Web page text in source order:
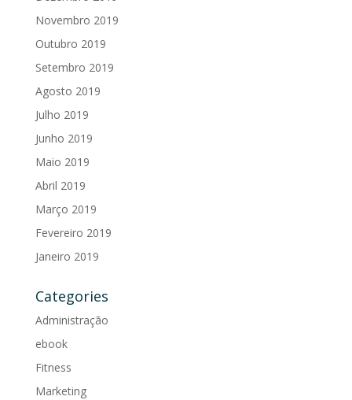
Novembro 2019
Outubro 2019
Setembro 2019
Agosto 2019
Julho 2019
Junho 2019
Maio 2019
Abril 2019
Março 2019
Fevereiro 2019
Janeiro 2019
Categories
Administração
ebook
Fitness
Marketing